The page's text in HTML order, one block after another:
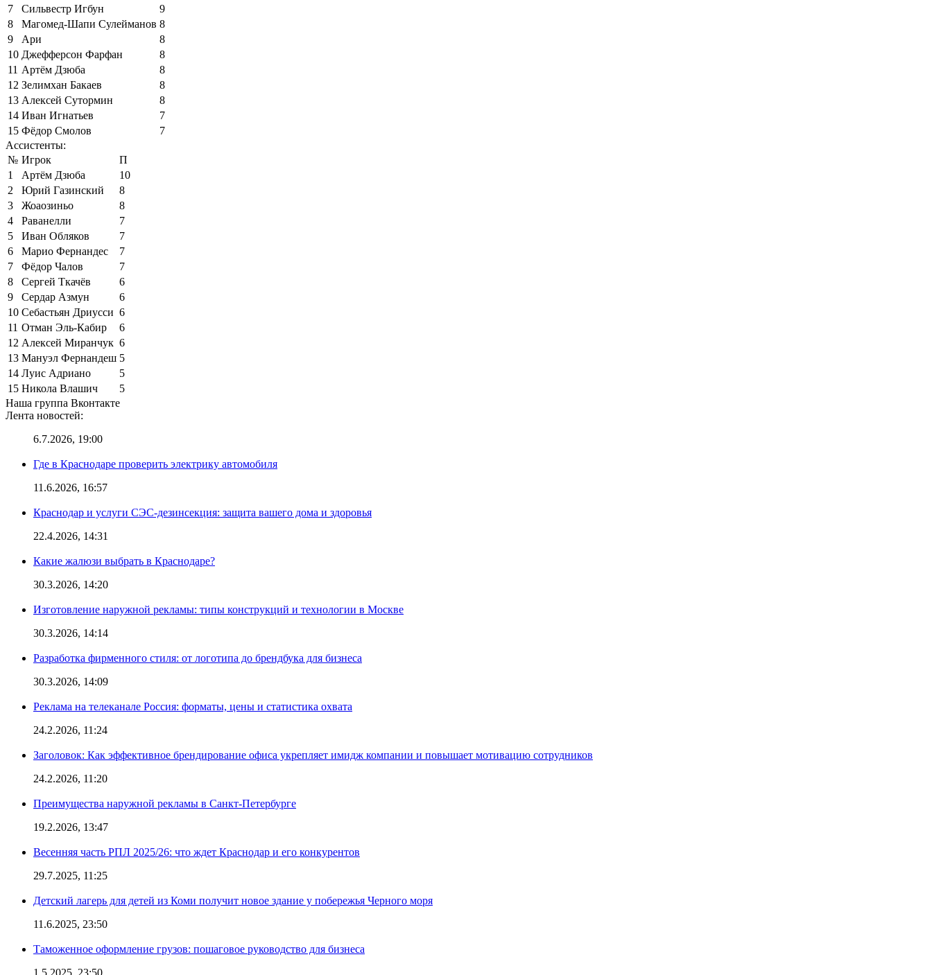
7
Сильвестр Игбун
9
8
Магомед-Шапи Сулейманов 8
9
Ари
8
10 Джефферсон Фарфан
8
11 Артём Дзюба
8
12 Зелимхан Бакаев
8
13 Алексей Сутормин
8
14 Иван Игнатьев
7
15 Фёдор Смолов
7
Ассистенты:
№ Игрок
П
1
Артём Дзюба
10
2
Юрий Газинский
8
3
Жоаозиньо
8
4
Раванелли
7
5
Иван Обляков
7
6
Марио Фернандес
7
7
Фёдор Чалов
7
8
Сергей Ткачёв
6
9
Сердар Азмун
6
10 Себастьян Дриусси 6
11 Отман Эль-Кабир
6
12 Алексей Миранчук 6
13 Мануэл Фернандеш 5
14 Луис Адриано
5
15 Никола Влашич
5
Наша группа Вконтакте
Лента новостей:
6.7.2026, 19:00
Где в Краснодаре проверить электрику автомобиля
11.6.2026, 16:57
Краснодар и услуги СЭС-дезинсекция: защита вашего дома и здоровья
22.4.2026, 14:31
Какие жалюзи выбрать в Краснодаре?
30.3.2026, 14:20
Изготовление наружной рекламы: типы конструкций и технологии в Москве
30.3.2026, 14:14
Разработка фирменного стиля: от логотипа до брендбука для бизнеса
30.3.2026, 14:09
Реклама на телеканале Россия: форматы, цены и статистика охвата
24.2.2026, 11:24
Заголовок: Как эффективное брендирование офиса укрепляет имидж компании и повышает мотивацию сотрудников
24.2.2026, 11:20
Преимущества наружной рекламы в Санкт-Петербурге
19.2.2026, 13:47
Весенняя часть РПЛ 2025/26: что ждет Краснодар и его конкурентов
29.7.2025, 11:25
Детский лагерь для детей из Коми получит новое здание у побережья Черного моря
11.6.2025, 23:50
Таможенное оформление грузов: пошаговое руководство для бизнеса
1.5.2025, 23:50